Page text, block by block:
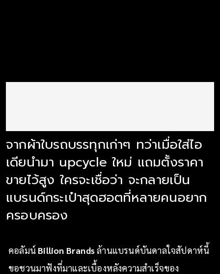
จากผ้าใบรถบรรทุกเก่าๆ ทว่าเมื่อใส่ไอ
เดียนำมา upcycle ใหม่ แถมตั้งราคา
ขายไว้สูง ใครจะเชื่อว่า จะกลายเป็น
แบรนด์กระเป๋าสุดฮอตที่หลายคนอยาก
ครอบครอง
คอลัมน์ Billion Brandsล้านแบรนด์บันดาลใจสัปดาห์นี้
ขอชวนมาฟังที่มาและเบื้องหลังความสำเร็จของ